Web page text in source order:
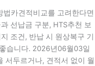
카견적비교를 고려한다면
선납금 구분, HTS추천 보
조건, 반납 시 원상복구 기
습니다. 2026년06월03일
서두르거나, 견적서 없이 월